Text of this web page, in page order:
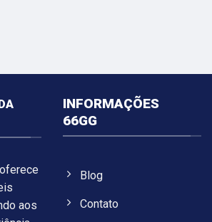
aos
INFORMAÇÕES
66GG
Blog
Contato